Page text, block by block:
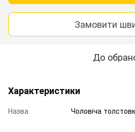
Замовити
До
Характеристики
Назва Чоловіча